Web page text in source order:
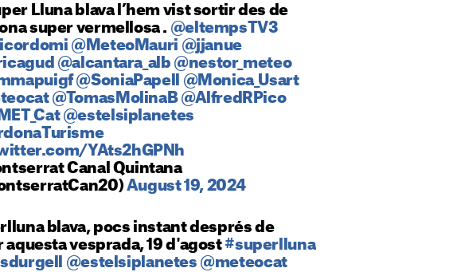
Lluna blava l’hem vist sortir des de
super vermellosa . @eltempsTV3
@MeteoMauri @jjanue
@alcantara_alb @nestor_meteo
@SoniaPapell
@Monica_Usart
@TomasMolinaB @AlfredRPico
@estelsiplanetes
YAts2hGPNh
Canal Quintana
August 19, 2024
blava, pocs instant després de
aquesta vesprada, 19 d'agost #superlluna
@estelsiplanetes @meteocat